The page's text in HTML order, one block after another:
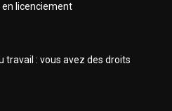
licenciement
travail : vous avez des droits